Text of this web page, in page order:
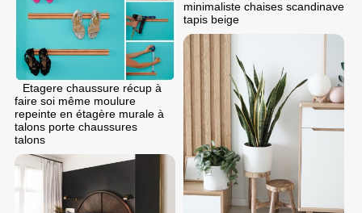
minimaliste chaises scandinave
tapis beige
Etagere chaussure récup à
faire soi même moulure
repeinte en étagère murale à
talons porte chaussures
talons